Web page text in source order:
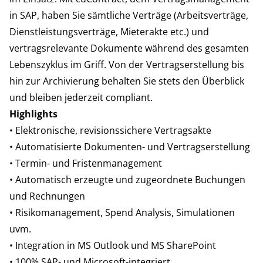
in SAP, haben Sie sämtliche Verträge (Arbeitsverträge,
Dienstleistungsverträge, Mieterakte etc.) und
vertragsrelevante Dokumente während des gesamten
Lebenszyklus im Griff. Von der Vertragserstellung bis
hin zur Archivierung behalten Sie stets den Überblick
und bleiben jederzeit compliant.
Highlights
• Elektronische, revisionssichere Vertragsakte
• Automatisierte Dokumenten- und Vertragserstellung
• Termin- und Fristenmanagement
• Automatisch erzeugte und zugeordnete Buchungen
und Rechnungen
• Risikomanagement, Spend Analysis, Simulationen
uvm.
• Integration in MS Outlook und MS SharePoint